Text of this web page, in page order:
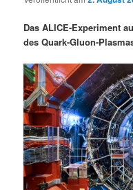
m
r
e
n
I
u
d
ä
r
e
n
a
i
g
a
t
i
o
n
Das ALICE-Experiment
des Quark-Gluon-